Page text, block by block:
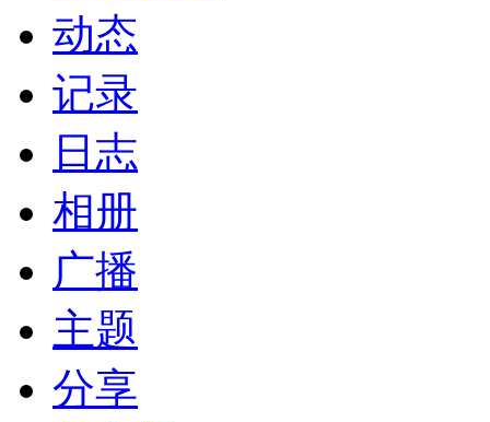
动态
记录
日志
相册
广播
主题
分享